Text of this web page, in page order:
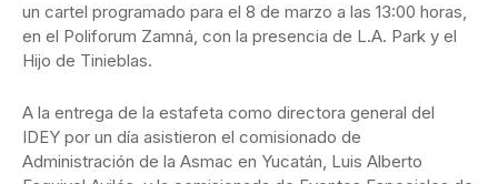
un cartel programado para el 8 de marzo a las 13:00 horas,
en el Poliforum Zamná, con la presencia de L.A. Park y el
Hijo de Tinieblas.
A la entrega de la estafeta como directora general del
IDEY por un día asistieron el comisionado de
Administración de la Asmac en Yucatán, Luis Alberto